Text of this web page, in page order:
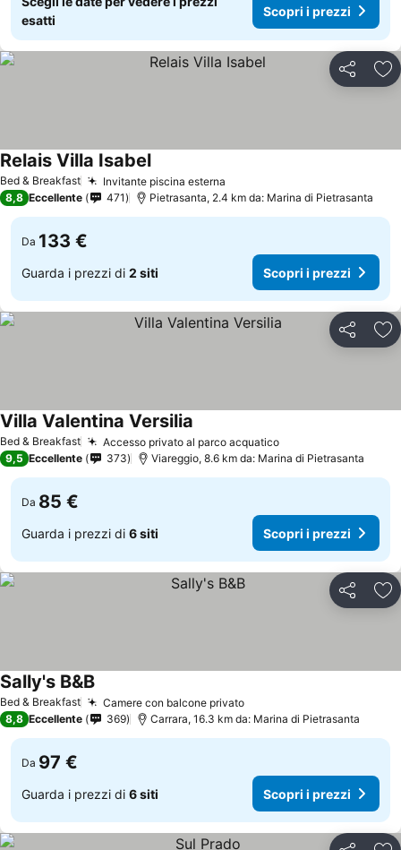
esatti
Scopri i prezzi
Condividi
Bed & Breakfast Invitante piscina esterna
Relais Villa Isabel
8,8 Eccellente 471 Pietrasanta, 2.4 km da: Marina di Pietrasanta
Da 133 €
Guarda i prezzi di 2 siti Scopri i prezzi
Condividi
Bed & Breakfast Accesso privato al parco acquatico
Villa Valentina Versilia
9,5 Eccellente 373 Viareggio, 8.6 km da: Marina di Pietrasanta
Da 85 €
Guarda i prezzi di 6 siti Scopri i prezzi
Condividi
Bed & Breakfast Camere con balcone privato
Sally's B&B
8,8 Eccellente 369 Carrara, 16.3 km da: Marina di Pietrasanta
Da 97 €
Guarda i prezzi di 6 siti Scopri i prezzi